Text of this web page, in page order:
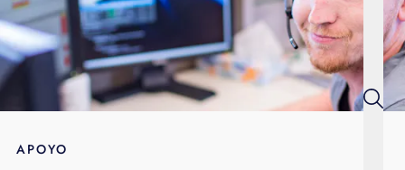
Energía
Televisión
APOYO